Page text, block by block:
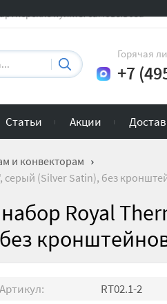
пункты самовывоза
Горячая
+7
Статьи Акции
и конвекторам
(Silver Satin), без
Royal
Артикул:
RT02.1-2